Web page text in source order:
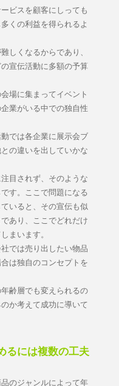
ビスを顧客にしっても
くの利益を得られるよ
しくなるからであり、
宣伝活動に多額の予算
場に集まってイベント
業がいる中での独自性
では各企業に展示会ブ
の違いを出していかな
目されず、そのような
す。ここで問題になる
いると、その宣伝も似
あり、ここでどれだけ
まいます。
では売り出したい物品
は独自のコンセプトを
齢層でも変えられるの
か考えて成功に導いて
るには複数の工夫
のジャンルによって年